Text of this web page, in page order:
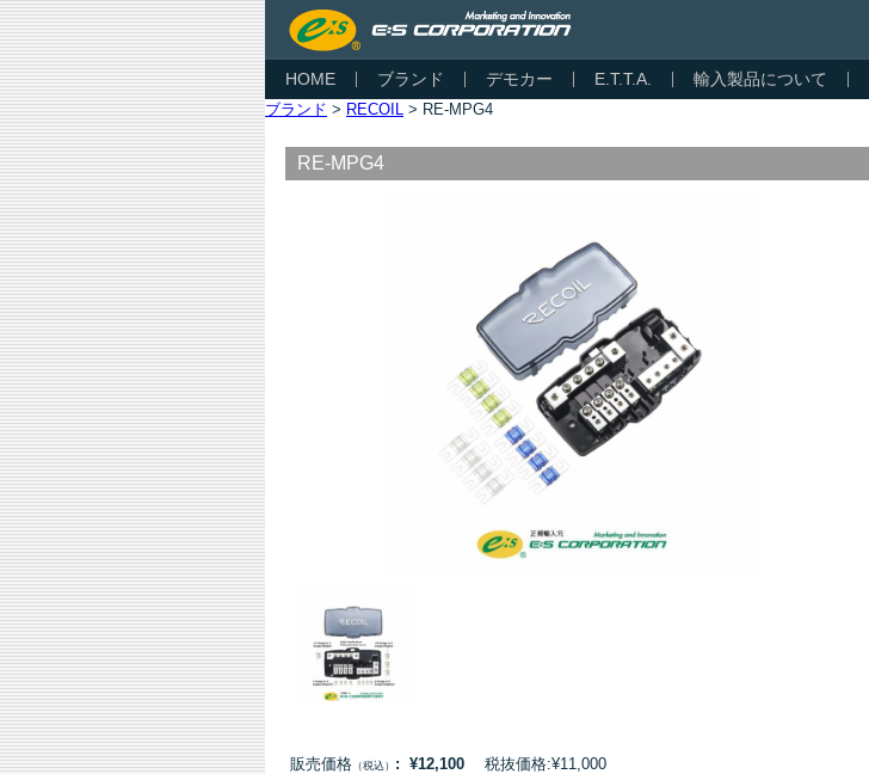
HOME ブランド デモカー E.T.T.A. 輸入製品について
ブランド > RECOIL > RE-MPG4
RE-MPG4
販売価格 （税込） : ¥12,100 税抜価格:¥11,000